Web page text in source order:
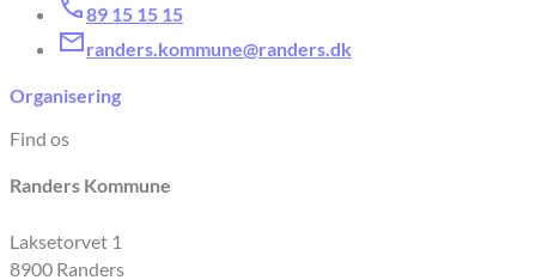
89 15 15 15
randers.kommune@randers.dk
Organisering
Find os
Randers Kommune
Laksetorvet 1
8900 Randers